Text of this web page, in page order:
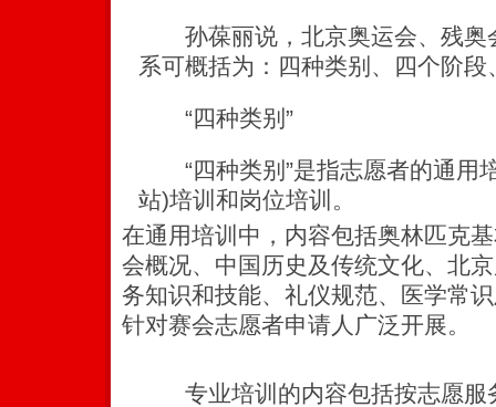
孙葆丽说，北京奥运会、残奥
系可概括为：四种类别、四个阶
“四种类别”
“四种类别”是指志愿者的通用
站)培训和岗位培训。
在通用培训中，内容包括奥林匹克
会概况、中国历史及传统文化、北
务知识和技能、礼仪规范、医学常
针对赛会志愿者申请人广泛开展。
专业培训的内容包括按志愿服